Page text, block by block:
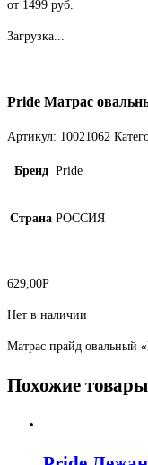
от 1499 руб.
Загрузка...
Pride Матрас
Артикул: 10021062
Бренд Pride
Страна РОССИЯ
629,00Р
Нет в наличии
Матрас прайд овальный
Похожие товары